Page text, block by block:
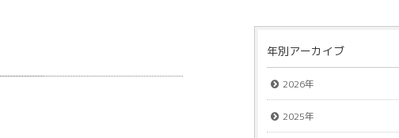
年別アーカイブ
2026年
2025年